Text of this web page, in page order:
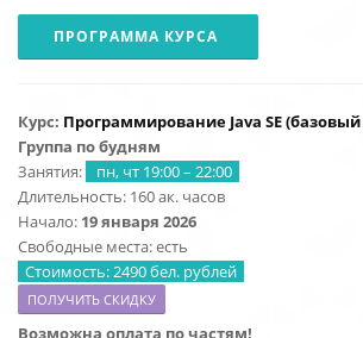
ПРОГРАММА КУРСА
Курс: Программирование Java SE
Группа по будням
Занятия:
пн, чт 19:00 – 22:00
Длительность: 160 ак. часов
Начало: 19 января 2026
Свободные места: есть
Стоимость: 2490 бел. рублей
ПОЛУЧИТЬ СКИДКУ
Возможна оплата по частям!